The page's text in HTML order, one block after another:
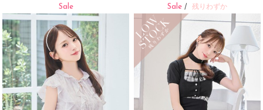
Sale Sale / 残りわずか